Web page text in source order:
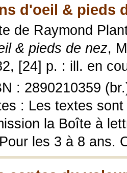
d'oeil & pieds
de Raymond
& pieds de nez,
[24] p. : ill. en
: 2890210359
: Les textes
la Boîte à
les 3 à 8 ans.